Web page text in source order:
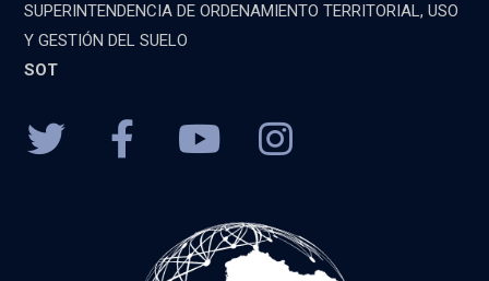
SUPERINTENDENCIA DE ORDENAMIENTO TERRITORIAL, USO
Y GESTIÓN DEL SUELO
SOT